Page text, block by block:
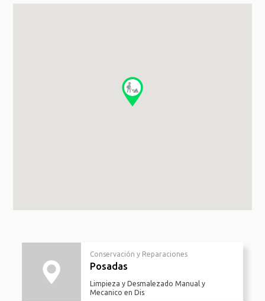
Conservación y Reparaciones
Posadas
Limpieza y Desmalezado Manual y
Mecanico en Dis